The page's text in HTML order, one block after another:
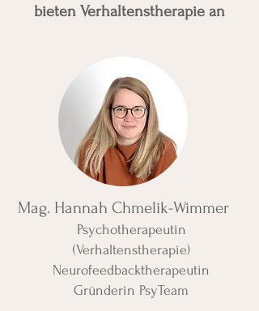
bieten Verhaltenstherapie an
Mag. Hannah Chmelik-Wimmer
Psychotherapeutin
(Verhaltenstherapie)
Neurofeedbacktherapeutin
Gründerin PsyTeam